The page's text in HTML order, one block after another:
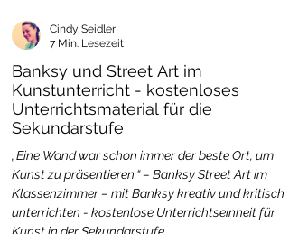
Banksy und Street Art im
Kunstunterricht - kostenloses
Unterrichtsmaterial für die
Sekundarstufe
„Eine Wand war schon immer der beste Ort, um
Kunst zu präsentieren.“ – Banksy Street Art im
Klassenzimmer – mit Banksy kreativ und kritisch
unterrichten - kostenlose Unterrichtseinheit für
Kunst in der Sekundarstufe
Cindy Seidler
7 Min. Lesezeit